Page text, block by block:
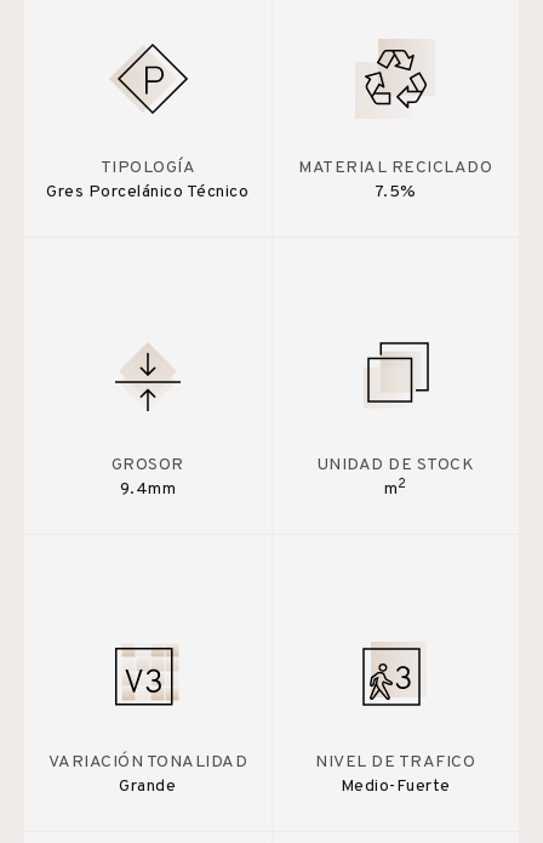
TIPOLOGÍA
Gres Porcelánico Técnico
MATERIAL RECICLADO
7.5%
GROSOR
9.4mm
UNIDAD DE STOCK
m2
VARIACIÓN TONALIDAD
Grande
NIVEL DE TRAFICO
Medio-Fuerte